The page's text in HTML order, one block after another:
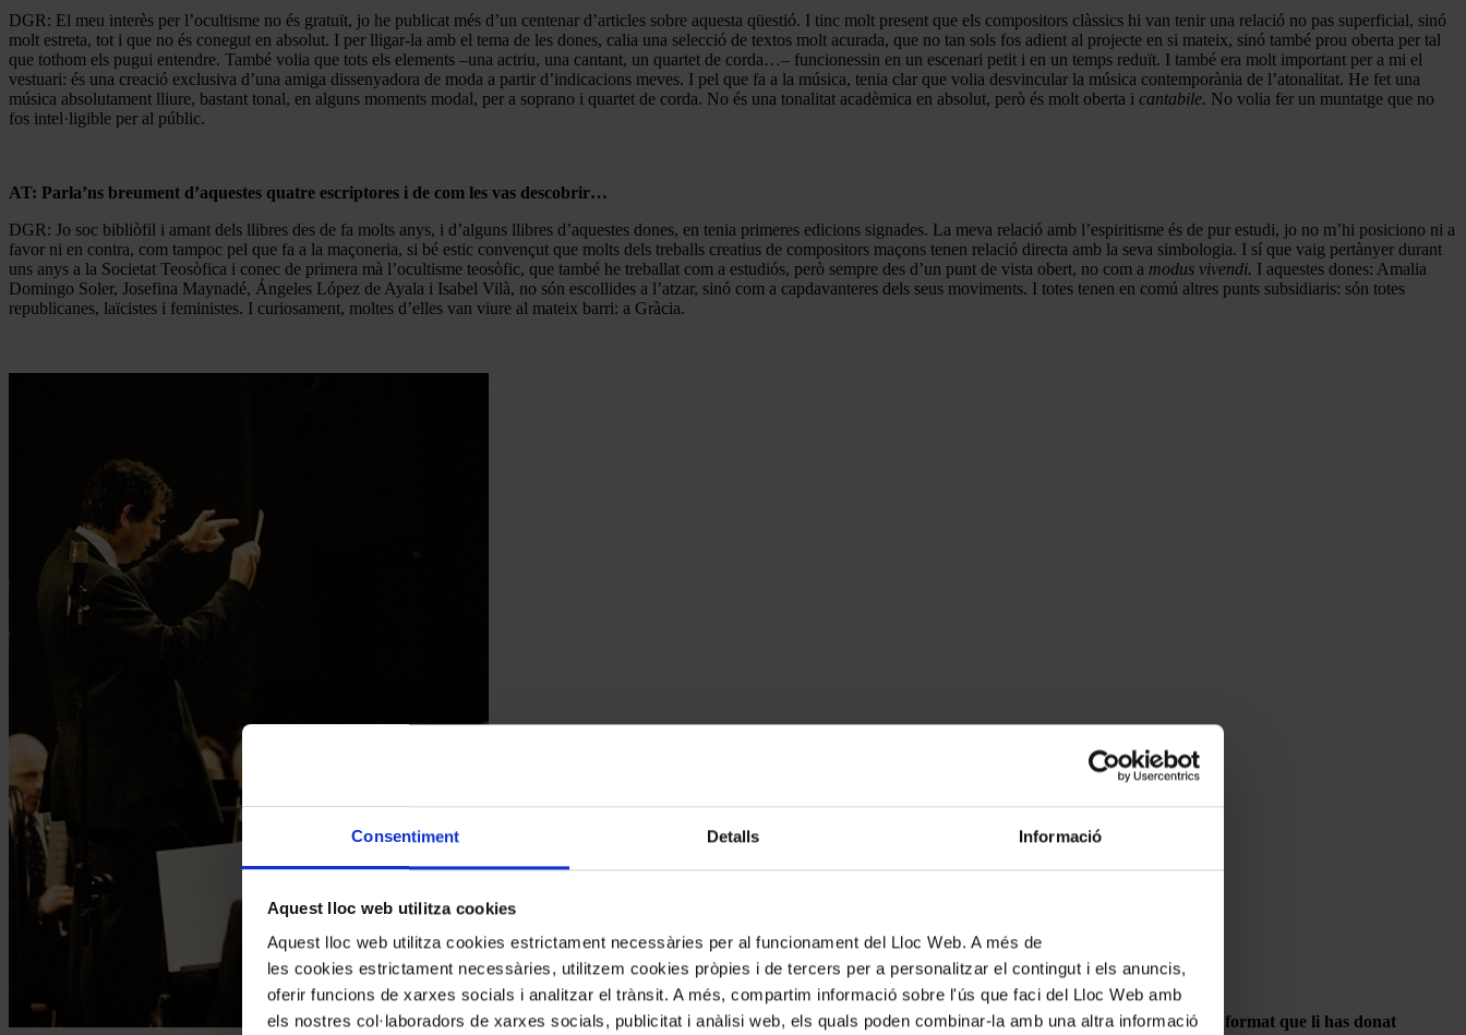
Consentiment Detalls Informació
Aquest lloc web utilitza cookies
Aquest lloc web utilitza cookies estrictament necessàries per al funcionament del Lloc Web. A més de
les cookies estrictament necessàries, utilitzem cookies pròpies i de tercers per a personalitzar el contingut i els anuncis,
oferir funcions de xarxes socials i analitzar el trànsit. A més, compartim informació sobre l'ús que faci del Lloc Web amb
els nostres col·laboradors de xarxes socials, publicitat i anàlisi web, els quals poden combinar-la amb una altra informació
DGR: El meu interès per l’ocultisme no és gratuït, jo he publicat més d’un centenar d’articles sobre aquesta qüestió. I tinc molt present que els compositors clàssics hi van tenir una relació no pas superficial, sinó
molt estreta, tot i que no és conegut en absolut. I per lligar-la amb el tema de les dones, calia una selecció de textos molt acurada, que no tan sols fos adient al projecte en si mateix, sinó també prou oberta per tal
que tothom els pugui entendre. També volia que tots els elements –una actriu, una cantant, un quartet de corda…– funcionessin en un escenari petit i en un temps reduït. I també era molt important per a mi el
vestuari: és una creació exclusiva d’una amiga dissenyadora de moda a partir d’indicacions meves. I pel que fa a la música, tenia clar que volia desvincular la música contemporània de l’atonalitat. He fet una
música absolutament lliure, bastant tonal, en alguns moments modal, per a soprano i quartet de corda. No és una tonalitat acadèmica en absolut, però és molt oberta i cantabile. No volia fer un muntatge que no
fos intel·ligible per al públic.
AT: Parla’ns breument d’aquestes quatre escriptores i de com les vas descobrir…
DGR: Jo soc bibliòfil i amant dels llibres des de fa molts anys, i d’alguns llibres d’aquestes dones, en tenia primeres edicions signades. La meva relació amb l’espiritisme és de pur estudi, jo no m’hi posiciono ni a
favor ni en contra, com tampoc pel que fa a la maçoneria, si bé estic convençut que molts dels treballs creatius de compositors maçons tenen relació directa amb la seva simbologia. I sí que vaig pertànyer durant
uns anys a la Societat Teosòfica i conec de primera mà l’ocultisme teosòfic, que també he treballat com a estudiós, però sempre des d’un punt de vista obert, no com a modus vivendi. I aquestes dones: Amalia
Domingo Soler, Josefina Maynadé, Ángeles López de Ayala i Isabel Vilà, no són escollides a l’atzar, sinó com a capdavanteres dels seus moviments. I totes tenen en comú altres punts subsidiaris: són totes
republicanes, laïcistes i feministes. I curiosament, moltes d’elles van viure al mateix barri: a Gràcia.
AT: Si tornem a l’obra musical, i davant la diversitat d’opcions que tenies, per què vas decidir-te pel format que li has donat